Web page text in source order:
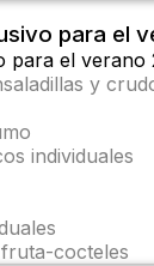
para el
para el
y
individuales
cocteles